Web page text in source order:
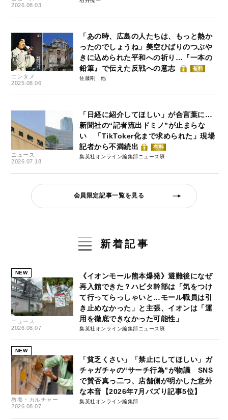
2026.08.03
エンタメ
2025.08.06
「あの時、広島の人たちは、もっと熱か
ったのでしょうね」美空ひばりのつぶや
きに込められた平和への祈り…『一本の
鉛筆』で伝えた反戦への意志
有料
佐藤剛
ニュース
2026.07.18
「日経に紹介してほしい」が合言葉に…
新聞社の“記者流出ドミノ”が止まらな
い 「TikToker化まで求められた」現場
記者から不満続出
有料
集英社オンライン編集部ニュース班
会員限定記事一覧を見る
新着記事
NEW
ニュース
2026.08.07
《イオンモール熊本爆発》避難後になぜ
再入館できた？ハビタ幹部は「気をつけ
て行ってらっしゃいと…モール職員は引
き止めなかった」と主張、イオンは「運
用を徹底できなかった可能性」
集英社オンライン編集部ニュース班
NEW
教養・カルチャー
2026.08.07
「貧乏くさい」「禁止にしてほしい」ガ
チャガチャの“サーチ行為”が物議 SNS
で賛否真っ二つ、店舗側が明かした意外
な本音【2026年7月バズり記事5位】
集英社オンライン編集部